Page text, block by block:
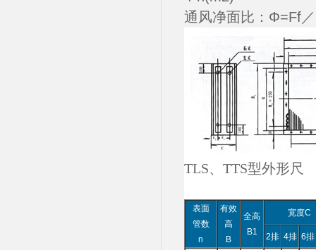
通风净面比：Φ=Ff
TLS、TTS型外形
表面
管数
n
有效
高
B
全高
B1
宽度C
2排 4排 6排